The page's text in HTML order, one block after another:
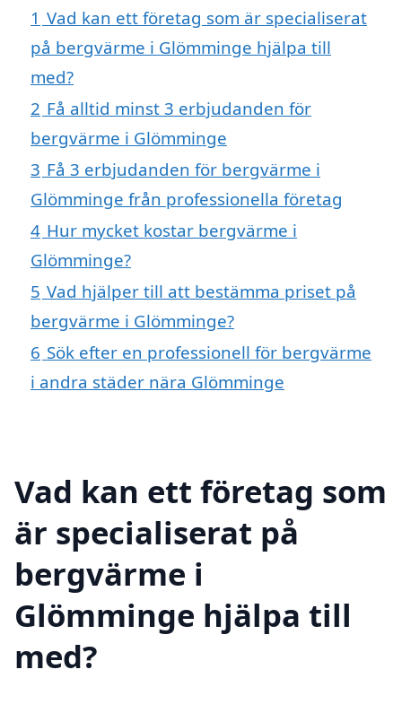
1 Vad kan ett företag som är specialiserat
på bergvärme i Glömminge hjälpa till
med?
2 Få alltid minst 3 erbjudanden för
bergvärme i Glömminge
3 Få 3 erbjudanden för bergvärme i
Glömminge från professionella företag
4 Hur mycket kostar bergvärme i
Glömminge?
5 Vad hjälper till att bestämma priset på
bergvärme i Glömminge?
6 Sök efter en professionell för bergvärme
i andra städer nära Glömminge
Vad kan ett företag som
är specialiserat på
bergvärme i
Glömminge hjälpa till
med?